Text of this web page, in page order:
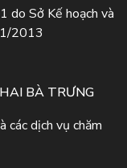
do Sở Kế hoạch và
2013
BÀ TRƯNG
các dịch vụ chăm